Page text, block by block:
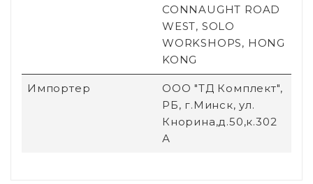
CONNAUGHT ROAD
WEST, SOLO
WORKSHOPS, HONG
KONG
Импортер
ООО "ТД Комплект",
РБ, г.Минск, ул.
Кнорина,д.50,к.302
А